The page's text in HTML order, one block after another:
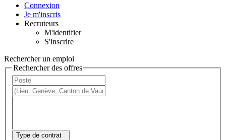
Connexion
Je m'inscris
Recruteurs
M'identifier
S'inscrire
Rechercher un emploi
Rechercher des offres
Type de contrat